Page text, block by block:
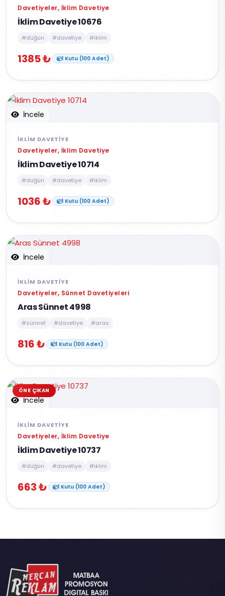
Davetiyeler, İklim Davetiye
İklim Davetiye 10676
#düğün #davetiye #iklim
1385 ₺ 1 Kutu (100 Adet)
İncele
İKLIM DAVETIYE
Davetiyeler, İklim Davetiye
İklim Davetiye 10714
#düğün #davetiye #iklim
1036 ₺ 1 Kutu (100 Adet)
İncele
İKLIM DAVETIYE
Davetiyeler, Sünnet Davetiyeleri
Aras Sünnet 4998
#sünnet #davetiye #aras
816 ₺ 1 Kutu (100 Adet)
İncele
ÖNE ÇIKAN
İKLIM DAVETIYE
Davetiyeler, İklim Davetiye
İklim Davetiye 10737
#düğün #davetiye #iklim
663 ₺ 1 Kutu (100 Adet)